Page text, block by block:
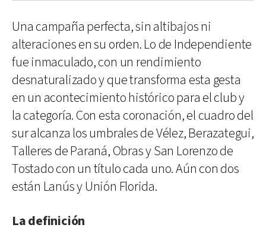
Una campaña perfecta, sin altibajos ni
alteraciones en su orden. Lo de Independiente
fue inmaculado, con un rendimiento
desnaturalizado y que transforma esta gesta
en un acontecimiento histórico para el club y
la categoría. Con esta coronación, el cuadro del
sur alcanza los umbrales de Vélez, Berazategui,
Talleres de Paraná, Obras y San Lorenzo de
Tostado con un título cada uno. Aún con dos
están Lanús y Unión Florida.
La definición